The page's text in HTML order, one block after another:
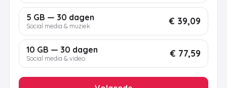
5 GB — 30 dagen
Social media & muziek € 39,09
10 GB — 30 dagen
Social media & video € 77,59